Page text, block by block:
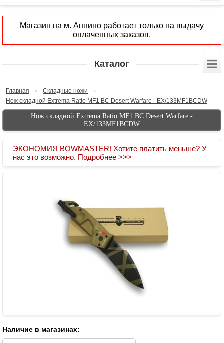
Магазин на м. Аннино работает только на выдачу
оплаченных заказов.
Каталог
Главная » Складные ножи
»
Нож складной Extrema Ratio MF1 ВС Desert Warfare - EX/133MF1BCDW
Нож складной Extrema Ratio MF1 ВС Desert Warfare -
EX/133MF1BCDW
ЭКОНОМИЯ BOWMASTER! Хотите платить меньше? У
нас это возможно. Подробнее >>>
Наличие в магазинах: